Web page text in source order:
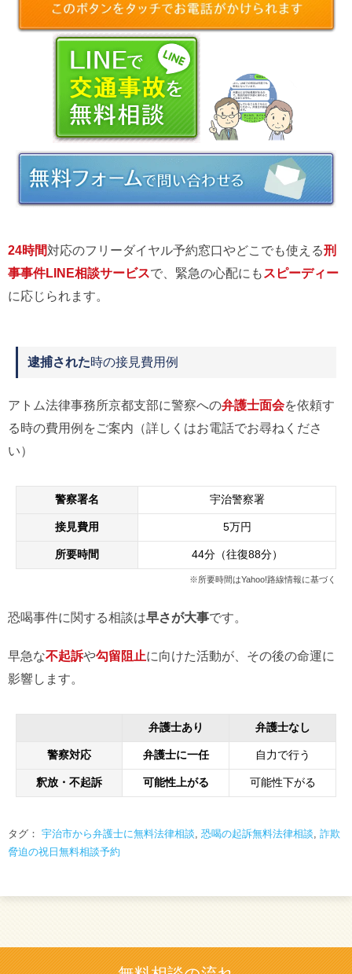
24時間対応のフリーダイヤル予約窓口やどこでも使える刑
事事件LINE相談サービスで、緊急の心配にも スピーディー
に応じられます。
逮捕された時の接見費用例
アトム法律事務所京都支部に警察への弁護士面会を依頼す
る時の費用例をご案内（詳しくはお電話でお尋ねくださ
い）
警察署名 宇治警察署
接見費用 5万円
所要時間 44分（往復88分）
※所要時間はYahoo!路線情報に基づく
恐喝事件に関する相談は早さが大事です。
早急な不起訴や勾留阻止に向けた活動が、その後の命運に
影響します。
弁護士あり 弁護士なし
警察対応 弁護士に一任 自力で行う
釈放・不起訴 可能性上がる 可能性下がる
タグ： 宇治市から弁護士に無料法律相談 恐喝の起訴無料法律相談 詐欺
脅迫の祝日無料相談予約